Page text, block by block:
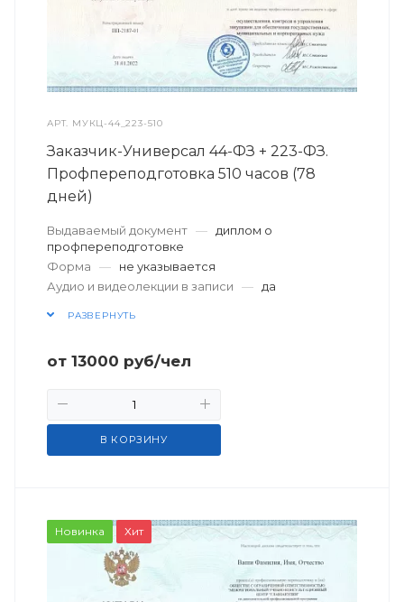
АРТ. МУКЦ-44_223-510
Заказчик-Универсал 44-ФЗ + 223-ФЗ.
Профпереподготовка 510 часов (78
дней)
Выдаваемый документ —
диплом о
профпереподготовке
Форма
—
не указывается
Аудио и видеолекции в записи
— да
РАЗВЕРНУТЬ
от 13000 руб/чел
В КОРЗИНУ
Новинка Хит